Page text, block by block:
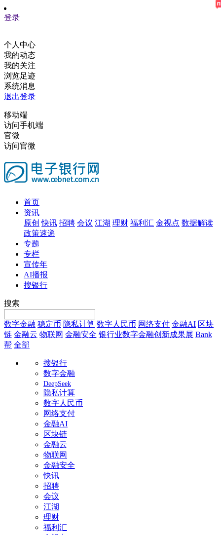
登录
个人中心
我的动态
我的关注
浏览足迹
系统消息
退出登录
移动端
访问手机端
官微
访问官微
首页
资讯
原创 快讯 招聘 会议 江湖 理财 福利汇 金视点 数据解读
政策速递
专题
专栏
宣传年
AI播报
搜银行
搜索
数字金融 稳定币 隐私计算 数字人民币 网络支付 金融AI 区块
链 金融云 物联网 金融安全 银行业数字金融创新成果展 Bank
帮 全部
搜银行
数字金融
DeepSeek
隐私计算
数字人民币
网络支付
金融AI
区块链
金融云
物联网
金融安全
快讯
招聘
会议
江湖
理财
福利汇